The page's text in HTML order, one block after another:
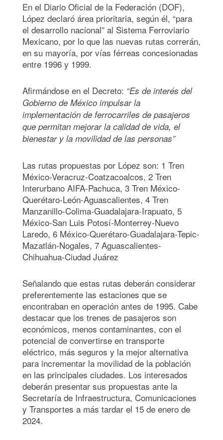
En el Diario Oficial de la Federación (DOF),
López declaró área prioritaria, según él, “para
el desarrollo nacional” al Sistema Ferroviario
Mexicano, por lo que las nuevas rutas correrán,
en su mayoría, por vías férreas concesionadas
entre 1996 y 1999.
Afirmándose en el Decreto: “Es de interés del
Gobierno de México impulsar la
implementación de ferrocarriles de pasajeros
que permitan mejorar la calidad de vida, el
bienestar y la movilidad de las personas”
Las rutas propuestas por López son: 1 Tren
México-Veracruz-Coatzacoalcos, 2 Tren
Interurbano AIFA-Pachuca, 3 Tren México-
Querétaro-León-Aguascalientes, 4 Tren
Manzanillo-Colima-Guadalajara-Irapuato, 5
México-San Luis Potosí-Monterrey-Nuevo
Laredo, 6 México-Querétaro-Guadalajara-Tepic-
Mazatlán-Nogales, 7 Aguascalientes-
Chihuahua-Ciudad Juárez
Señalando que estas rutas deberán considerar
preferentemente las estaciones que se
encontraban en operación antes de 1995. Cabe
destacar que los trenes de pasajeros son
económicos, menos contaminantes, con el
potencial de convertirse en transporte
eléctrico, más seguros y la mejor alternativa
para incrementar la movilidad de la población
en las principales ciudades. Los interesados
deberán presentar sus propuestas ante la
Secretaría de Infraestructura, Comunicaciones
y Transportes a más tardar el 15 de enero de
2024.